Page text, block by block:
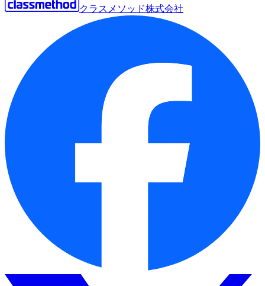
クラスメソッド株式会社